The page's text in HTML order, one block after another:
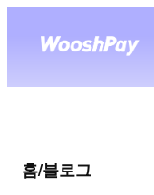
홈/블로그